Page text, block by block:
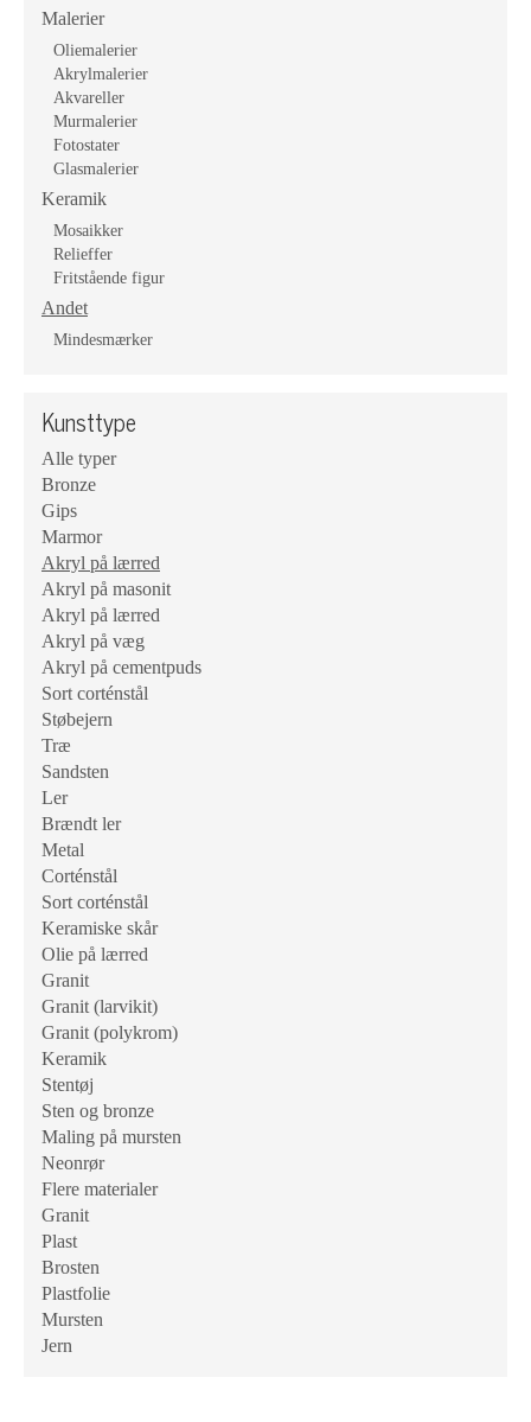
Malerier
Oliemalerier
Akrylmalerier
Akvareller
Murmalerier
Fotostater
Glasmalerier
Keramik
Mosaikker
Relieffer
Fritstående figur
Andet
Mindesmærker
Kunsttype
Alle typer
Bronze
Gips
Marmor
Akryl på lærred
Akryl på masonit
Akryl på lærred
Akryl på væg
Akryl på cementpuds
Sort corténstål
Støbejern
Træ
Sandsten
Ler
Brændt ler
Metal
Corténstål
Sort corténstål
Keramiske skår
Olie på lærred
Granit
Granit (larvikit)
Granit (polykrom)
Keramik
Stentøj
Sten og bronze
Maling på mursten
Neonrør
Flere materialer
Granit
Plast
Brosten
Plastfolie
Mursten
Jern